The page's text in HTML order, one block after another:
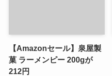
【Amazonセール】泉屋製
菓 ラーメンピー 200gが
212円